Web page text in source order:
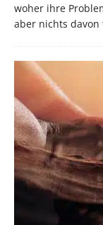
woher ihre
aber nichts davon